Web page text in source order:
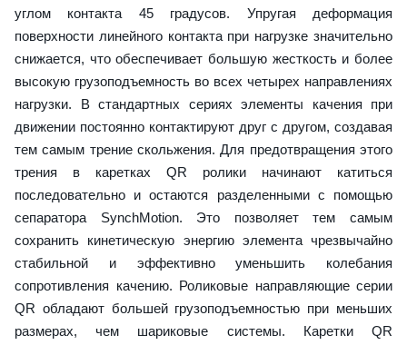
углом контакта 45 градусов. Упругая деформация
поверхности линейного контакта при нагрузке значительно
снижается, что обеспечивает большую жесткость и более
высокую грузоподъемность во всех четырех направлениях
нагрузки. В стандартных сериях элементы качения при
движении постоянно контактируют друг с другом, создавая
тем самым трение скольжения. Для предотвращения этого
трения в каретках QR ролики начинают катиться
последовательно и остаются разделенными с помощью
сепаратора SynchMotion. Это позволяет тем самым
сохранить кинетическую энергию элемента чрезвычайно
стабильной и эффективно уменьшить колебания
сопротивления качению. Роликовые направляющие серии
QR обладают большей грузоподъемностью при меньших
размерах, чем шариковые системы. Каретки QR